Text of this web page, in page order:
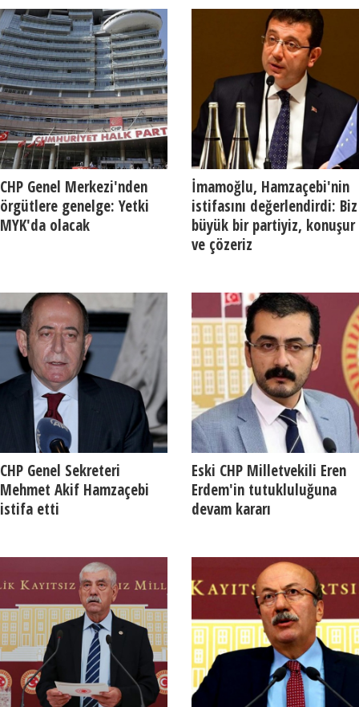
CHP Genel Merkezi'nden
örgütlere genelge: Yetki
MYK'da olacak
İmamoğlu, Hamzaçebi'nin
istifasını değerlendirdi: Biz
büyük bir partiyiz, konuşur
ve çözeriz
CHP Genel Sekreteri
Mehmet Akif Hamzaçebi
istifa etti
Eski CHP Milletvekili Eren
Erdem'in tutukluluğuna
devam kararı